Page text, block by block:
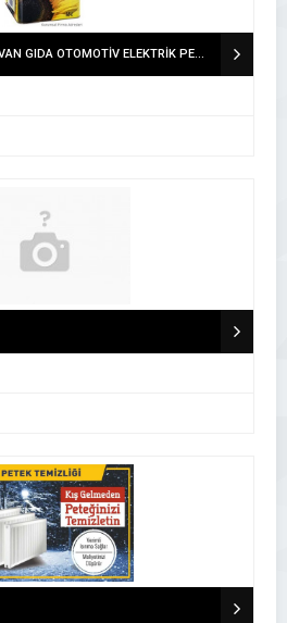
VEYSEL DENİZ ASLAN A.Ş VAN GIDA OTOMOTİV ELEKTRİK PETROL ÜRÜNLERİ İNŞAAT TEKSTİL TURİZM İTHALAT İHRACAT SAN.LTD.ŞTİ. A.Ş VAN